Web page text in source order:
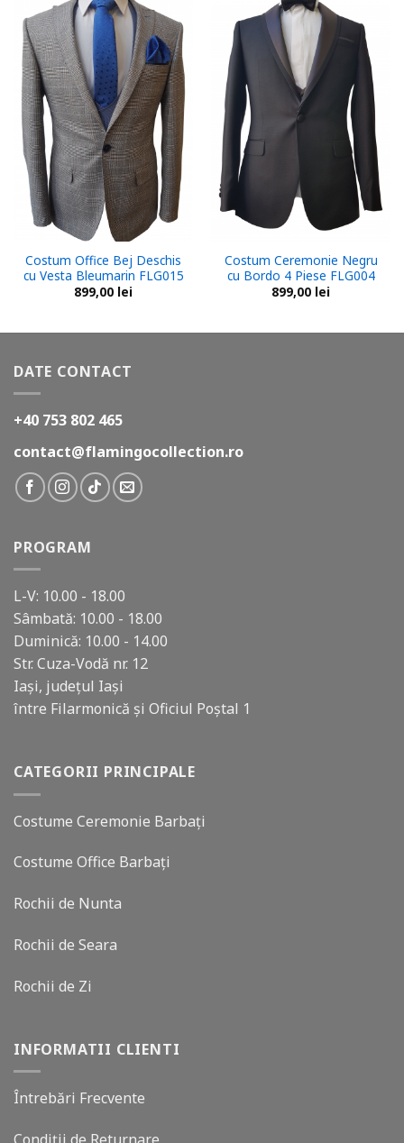
Add to
wishlist
Costum Office Bej Deschis
cu Vesta Bleumarin FLG015
899,00 lei
wishlist
Costum Ceremonie Negru
cu Bordo 4 Piese FLG004
899,00 lei
DATE CONTACT
+40 753 802 465
contact@flamingocollection.ro
PROGRAM
L-V: 10.00 - 18.00
Sâmbată: 10.00 - 18.00
Duminică: 10.00 - 14.00
Str. Cuza-Vodă nr. 12
Iași, județul Iași
între Filarmonică și Oficiul Poștal 1
CATEGORII PRINCIPALE
Costume Ceremonie Barbați
Costume Office Barbați
Rochii de Nunta
Rochii de Seara
Rochii de Zi
INFORMATII CLIENTI
Întrebări Frecvente